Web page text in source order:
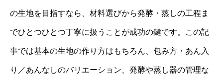
の生地を目指すなら、材料選びから発酵・蒸しの工程ま
でひとつひとつ丁寧に扱うことが成功の鍵です。この記
事では基本の生地の作り方はもちろん、包み方・あん入
り／あんなしのバリエーション、発酵や蒸し器の管理な